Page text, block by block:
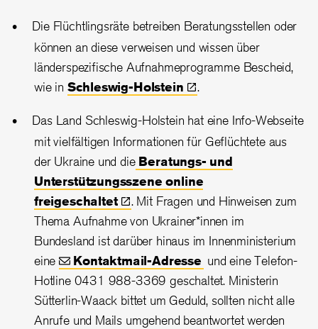
Die Flüchtlingsräte betreiben Beratungsstellen oder
können an diese verweisen und wissen über
länderspezifische Aufnahmeprogramme Bescheid,
wie in Schleswig-Holstein .
Das Land Schleswig-Holstein hat eine Info-Webseite
mit vielfältigen Informationen für Geflüchtete aus
der Ukraine und dieBeratungs- und
Unterstützungsszene online
freigeschaltet
. Mit Fragen und Hinweisen zum
Thema Aufnahme von Ukrainer*innen im
Bundesland ist darüber hinaus im Innenministerium
eine
Kontaktmail-Adresse und eine Telefon-
Hotline 0431 988-3369 geschaltet. Ministerin
Sütterlin-Waack bittet um Geduld, sollten nicht alle
Anrufe und Mails umgehend beantwortet werden